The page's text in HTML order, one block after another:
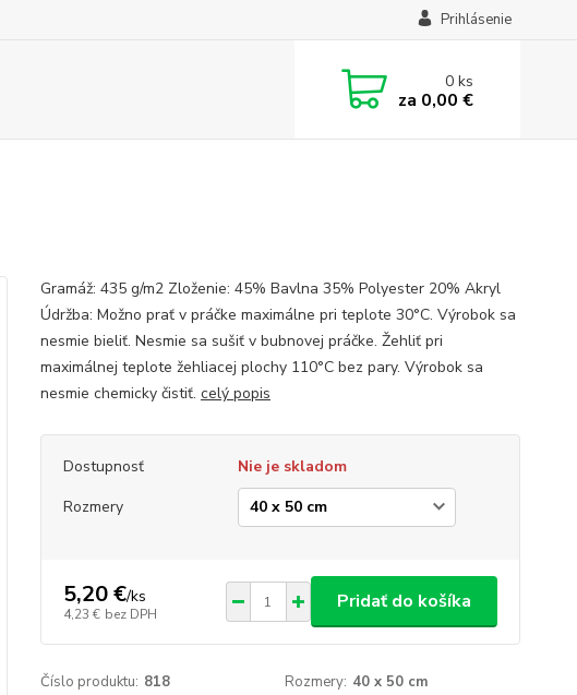
Prihlásenie
0ks
za 0,00 €
Gramáž: 435 g/m2 Zloženie: 45% Bavlna 35% Polyester 20% Akryl
Údržba: Možno prať v práčke maximálne pri teplote 30°C. Výrobok sa
nesmie bieliť. Nesmie sa sušiť v bubnovej práčke. Žehliť pri
maximálnej teplote žehliacej plochy 110°C bez pary. Výrobok sa
nesmie chemicky čistiť. celý popis
Dostupnosť
Nie je skladom
Rozmery
5,20 €/ks
4,23 € bez DPH
Pridať do košíka
Číslo produktu: 818 Rozmery: 40 x 50 cm